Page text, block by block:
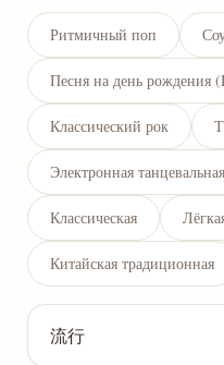
Ритмичный поп
Песня на день рождения
Классический рок
Электронная танцевальная
Классическая
Китайская традиционная